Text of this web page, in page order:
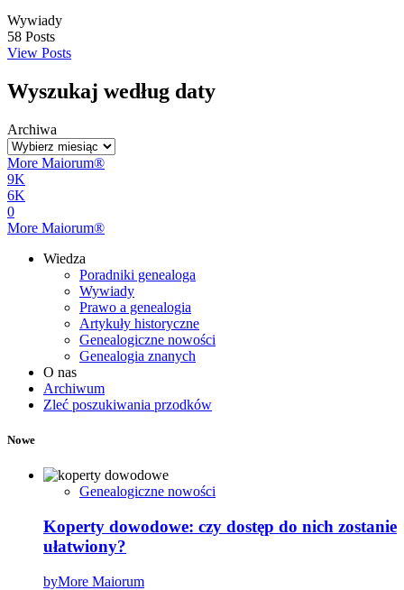
Wywiady
58 Posts
View Posts
Wyszukaj według daty
Archiwa
More Maiorum®
9K
6K
0
More Maiorum®
Wiedza
Poradniki genealoga
Wywiady
Prawo a genealogia
Artykuły historyczne
Genealogiczne nowości
Genealogia znanych
O nas
Archiwum
Zleć poszukiwania przodków
Nowe
Genealogiczne nowości
Koperty dowodowe: czy dostęp do nich zostanie
ułatwiony?
byMore Maiorum